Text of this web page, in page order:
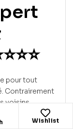
pour tout
Contrairement
voisins
culturelle
La
Wishlist